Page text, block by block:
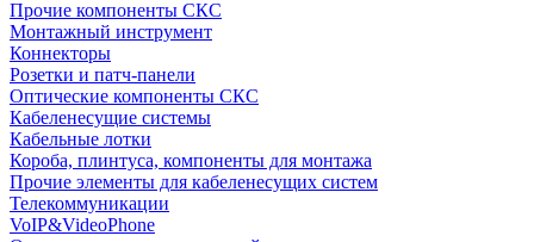
Прочие компоненты СКС
Монтажный инструмент
Коннекторы
Розетки и патч-панели
Оптические компоненты СКС
Кабеленесущие системы
Кабельные лотки
Короба, плинтуса, компоненты для монтажа
Прочие элементы для кабеленесущих систем
Телекоммуникации
VoIP&VideoPhone